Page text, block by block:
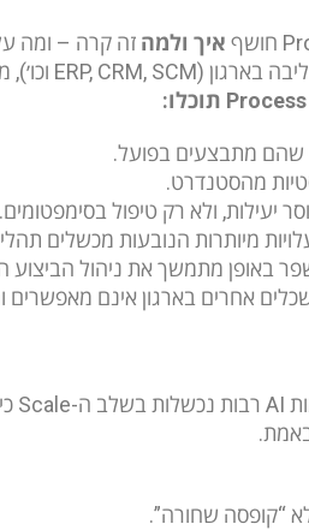
איך ולמה זה קרה – ומה
תוכלו:
שהם מתבצעים בפועל.
מהסטנדרט.
יעילות, ולא רק טיפול בסימפטומים.
מיותרות הנובעות מכשלים
באופן מתמשך את ניהול הביצוע
אחרים בארגון אינם מאפשרים
“קופסה שחורה”.